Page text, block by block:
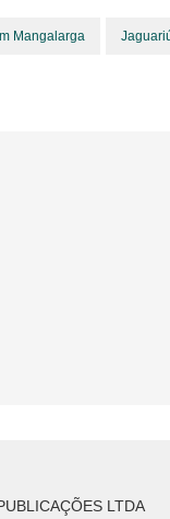
Mangalarga
LTDA